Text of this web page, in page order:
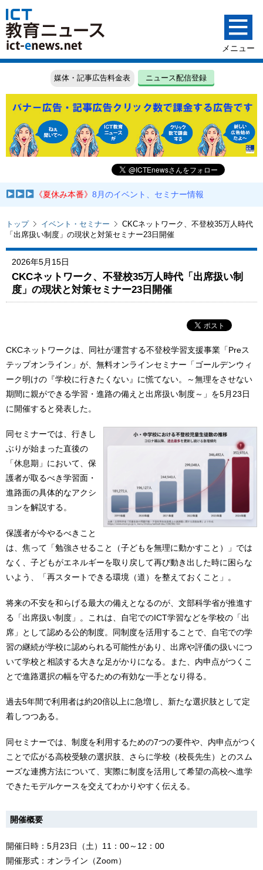
媒体・記事広告料金表 ニュース配信登録
《夏休み本番》8月のイベント、セミナー情報
トップ イベント・セミナー
CKCネットワーク、不登校35万人時代
「出席扱い制度」の現状と対策セミナー23日開催
2026年5月15日
CKCネットワーク、不登校35万人時代「出席扱い制
度」の現状と対策セミナー23日開催
CKCネットワークは、同社が運営する不登校学習支援事業「Preス
テップオンライン」が、無料オンラインセミナー「ゴールデンウィ
ーク明けの『学校に行きたくない』に慌てない。～無理をさせない
期間に親ができる学習・進路の備えと出席扱い制度～」を5月23日
に開催すると発表した。
同セミナーでは、行きし
ぶりが始まった直後の
「休息期」において、保
護者が取るべき学習面・
進路面の具体的なアクシ
ョンを解説する。
保護者が今やるべきこと
は、焦って「勉強させること（子どもを無理に動かすこと）」では
なく、子どもがエネルギーを取り戻して再び動き出した時に困らな
いよう、「再スタートできる環境（道）を整えておくこと」。
将来の不安を和らげる最大の備えとなるのが、文部科学省が推進す
る「出席扱い制度」。これは、自宅でのICT学習などを学校の「出
席」として認める公的制度。同制度を活用することで、自宅での学
習の継続が学校に認められる可能性があり、出席や評価の扱いにつ
いて学校と相談する大きな足がかりになる。また、内申点がつくこ
とで進路選択の幅を守るための有効な一手となり得る。
過去5年間で利用者は約20倍以上に急増し、新たな選択肢として定
着しつつある。
同セミナーでは、制度を利用するための7つの要件や、内申点がつく
ことで広がる高校受験の選択肢、さらに学校（校長先生）とのスム
ーズな連携方法について、実際に制度を活用して希望の高校へ進学
できたモデルケースを交えてわかりやすく伝える。
開催概要
開催日時：5月23日（土）11：00～12：00
開催形式：オンライン（Zoom）